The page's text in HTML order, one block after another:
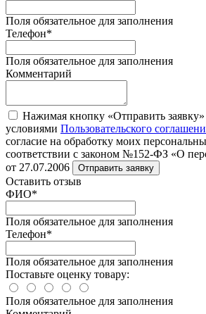
Поля обязательное для заполнения
Телефон*
Поля обязательное для заполнения
Комментарий
Нажимая кнопку «Отправить
условиями Пользовательского
согласие на обработку моих
соответствии с законом №152-ФЗ «О
от 27.07.2006
Отправить заявку
Оставить отзыв
ФИО*
Поля обязательное для заполнения
Телефон*
Поля обязательное для заполнения
Поставьте оценку товару:
Поля обязательное для заполнения